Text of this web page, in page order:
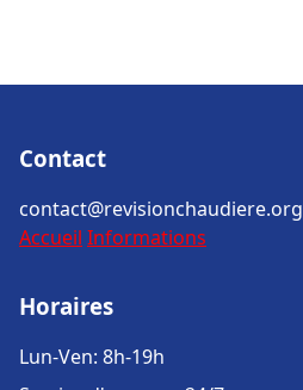
Contact
contact@revisionchaudiere.org
Accueil Informations
Horaires
Lun-Ven: 8h-19h